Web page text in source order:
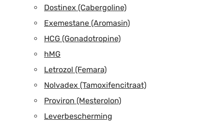
Dostinex (Cabergoline)
Exemestane (Aromasin)
HCG (Gonadotropine)
hMG
Letrozol (Femara)
Nolvadex (Tamoxifencitraat)
Proviron (Mesterolon)
Leverbescherming